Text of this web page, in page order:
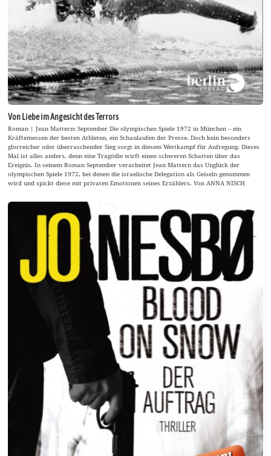
Von Liebe im Angesicht des Terrors
Roman | Jean Mattern: September Die olympischen Spiele 1972 in München – ein
Kräftemessen der besten Athleten, ein Schaulaufen der Presse. Doch kein besonders
glorreicher oder überraschender Sieg sorgt in diesem Wettkampf für Aufregung. Dieses
Mal ist alles anders, denn eine Tragödie wirft einen schweren Schatten über das
Ereignis. In seinem Roman September verarbeitet Jean Mattern das Unglück der
olympischen Spiele 1972, bei denen die israelische Delegation als Geiseln genommen
wird und spickt diese mit privaten Emotionen seines Erzählers. Von ANNA NISCH